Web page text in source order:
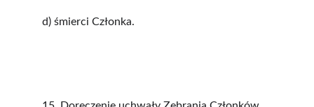
d) śmierci Członka.